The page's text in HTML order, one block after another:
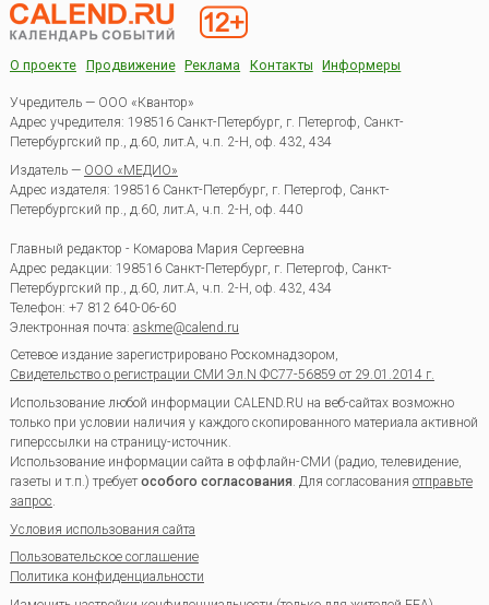
О проекте Продвижение Реклама Контакты Информеры
Учредитель — ООО «Квантор»
Адрес учредителя: 198516 Санкт-Петербург, г. Петергоф, Санкт-
Петербургский пр., д.60, лит.А, ч.п. 2-Н, оф. 432, 434
Издатель — ООО «МЕДИО»
Адрес издателя: 198516 Санкт-Петербург, г. Петергоф, Санкт-
Петербургский пр., д.60, лит.А, ч.п. 2-Н, оф. 440
Главный редактор - Комарова Мария Сергеевна
Адрес редакции: 198516 Санкт-Петербург, г. Петергоф, Санкт-
Петербургский пр., д.60, лит.А, ч.п. 2-Н, оф. 432, 434
Телефон: +7 812 640-06-60
Электронная почта: askme@calend.ru
Сетевое издание зарегистрировано Роскомнадзором,
Свидетельство о регистрации СМИ Эл.N ФС77-56859 от 29.01.2014 г.
Использование любой информации CALEND.RU на веб-сайтах возможно
только при условии наличия у каждого скопированного материала активной
гиперссылки на страницу-источник.
Использование информации сайта в оффлайн-СМИ (радио, телевидение,
газеты и т.п.) требуетособого согласования. Для согласования отправьте
запрос.
Условия использования сайта
Пользовательское соглашение
Политика конфиденциальности